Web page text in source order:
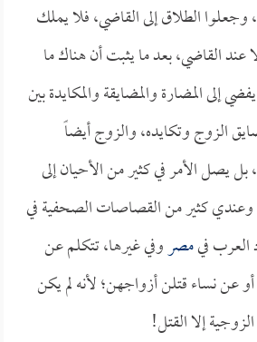
الطلاق إلى القاضي، فلا يملك
عند القاضي، بعد ما يثبت أن هناك ما
إلى المضارة والمضايقة والمكايدة بين
الزوج وتكايده، والزوج أيضاً
بل يصل الأمر في كثير من الأحيان إلى
وعندي كثير من القصاصات الصحفية في
العرب فيمصروفي غيرها، تتكلم عن
عن نساء قتلن أزواجهن؛ لأنه لم يكن
إلا القتل!